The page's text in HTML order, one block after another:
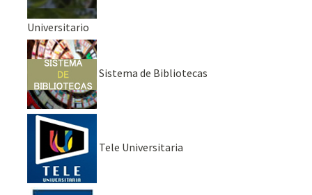
Universitario
Sistema de Bibliotecas
Tele Universitaria